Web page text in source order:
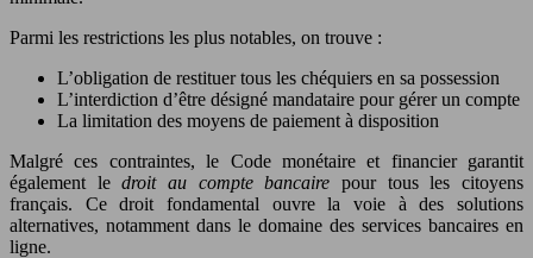
Parmi les restrictions les plus notables, on trouve :
L’obligation de restituer tous les chéquiers en sa possession
L’interdiction d’être désigné mandataire pour gérer un compte
La limitation des moyens de paiement à disposition
Malgré ces contraintes, le Code monétaire et financier garantit
également ledroit au compte bancairepour tous les citoyens
français. Ce droit fondamental ouvre la voie à des solutions
alternatives, notamment dans le domaine des services bancaires en
ligne.